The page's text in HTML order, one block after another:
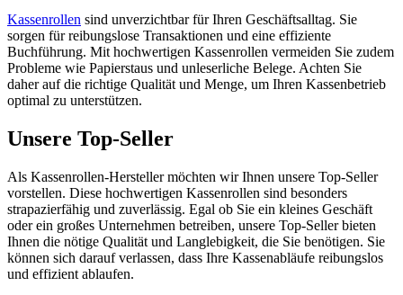
Kassenrollen sind unverzichtbar für Ihren Geschäftsalltag. Sie
sorgen für reibungslose Transaktionen und eine effiziente
Buchführung. Mit hochwertigen Kassenrollen vermeiden Sie zudem
Probleme wie Papierstaus und unleserliche Belege. Achten Sie
daher auf die richtige Qualität und Menge, um Ihren Kassenbetrieb
optimal zu unterstützen.
Unsere Top-Seller
Als Kassenrollen-Hersteller möchten wir Ihnen unsere Top-Seller
vorstellen. Diese hochwertigen Kassenrollen sind besonders
strapazierfähig und zuverlässig. Egal ob Sie ein kleines Geschäft
oder ein großes Unternehmen betreiben, unsere Top-Seller bieten
Ihnen die nötige Qualität und Langlebigkeit, die Sie benötigen. Sie
können sich darauf verlassen, dass Ihre Kassenabläufe reibungslos
und effizient ablaufen.